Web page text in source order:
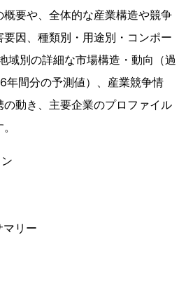
要や、全体的な産業構造や競争
因、種類別・用途別・コンポー
域別の詳細な市場構造・動向（過
年間分の予測値）、産業競争情
動き、主要企業のプロファイル
リー